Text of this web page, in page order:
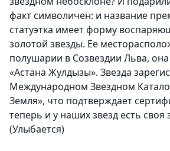
факт символичен: и название
статуэтка имеет форму
золотой звезды. Ее
полушарии в Созвездии Льва, она
«Астана Жулдызы». Звезда
Международном Звездном
Земля», что подтверждает
теперь и у наших звезд есть своя
(Улыбается)